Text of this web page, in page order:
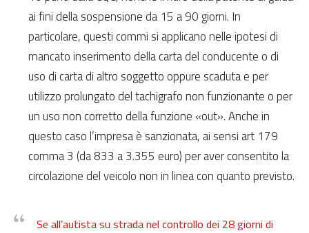
ai fini della sospensione da 15 a 90 giorni. In
particolare, questi commi si applicano nelle ipotesi di
mancato inserimento della carta del conducente o di
uso di carta di altro soggetto oppure scaduta e per
utilizzo prolungato del tachigrafo non funzionante o per
un uso non corretto della funzione «out». Anche in
questo caso l’impresa è sanzionata, ai sensi art 179
comma 3 (da 833 a 3.355 euro) per aver consentito la
circolazione del veicolo non in linea con quanto previsto.
Se all’autista su strada nel controllo dei 28 giorni di